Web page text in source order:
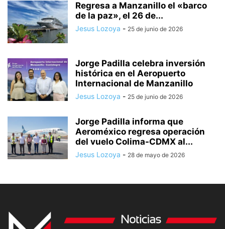
Regresa a Manzanillo el «barco
de la paz», el 26 de...
Jesus Lozoya - 25 de junio de 2026
Jorge Padilla celebra inversión
histórica en el Aeropuerto
Internacional de Manzanillo
Jesus Lozoya - 25 de junio de 2026
Jorge Padilla informa que
Aeroméxico regresa operación
del vuelo Colima-CDMX al...
Jesus Lozoya - 28 de mayo de 2026